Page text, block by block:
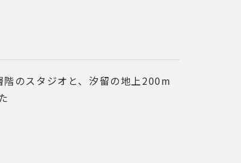
のスタジオと、汐留の地上200m